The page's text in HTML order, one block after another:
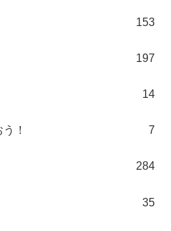
153
197
14
！ 7
284
35